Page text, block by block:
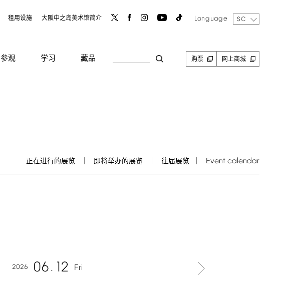
租用设施 大阪中之岛美术馆简介 Language SC
参观 学习 藏品 购票 网上商城
正在进行的展览 即将举办的展览 往届展览 Event calendar
2026 06 12 Fri